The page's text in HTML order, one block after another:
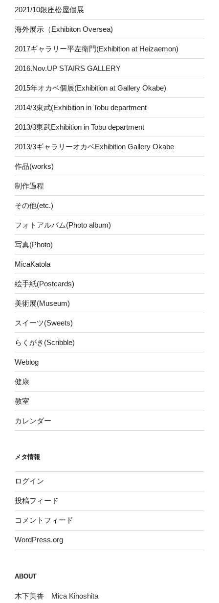
2021/10銀座松屋個展
海外展示（Exhibiton Oversea)
2017ギャラリー平左衛門(Exhibition at Heizaemon)
2016.Nov.UP STAIRS GALLERY
2015年オカベ個展(Exhibition at Gallery Okabe)
2014/3東武(Exhibition in Tobu department
2013/3東武Exhibition in Tobu department
2013/3ギャラリーオカベExhibition Gallery Okabe
作品(works)
制作過程
その他(etc.)
フォトアルバム(Photo album)
写真(Photo)
MicaKatola
絵手紙(Postcards)
美術展(Museum)
スイーツ(Sweets)
らくがき(Scribble)
Weblog
健康
教室
カレンダー
メタ情報
ログイン
投稿フィード
コメントフィード
WordPress.org
ABOUT
木下美香 Mica Kinoshita